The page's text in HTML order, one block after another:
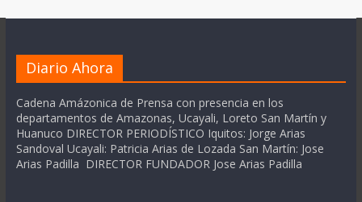
Diario Ahora
Cadena Amázonica de Prensa con presencia en los
departamentos de Amazonas, Ucayali, Loreto San Martín y
Huanuco DIRECTOR PERIODÍSTICO Iquitos: Jorge Arias
Sandoval Ucayali: Patricia Arias de Lozada San Martín: Jose
Arias Padilla DIRECTOR FUNDADOR Jose Arias Padilla